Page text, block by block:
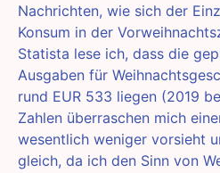
Nachrichten, wie sich der
Konsum in der
Statista lese ich, dass die
Ausgaben für
rund EUR 533 liegen (2019
Zahlen überraschen mich
wesentlich weniger vorsieht
gleich, da ich den Sinn von